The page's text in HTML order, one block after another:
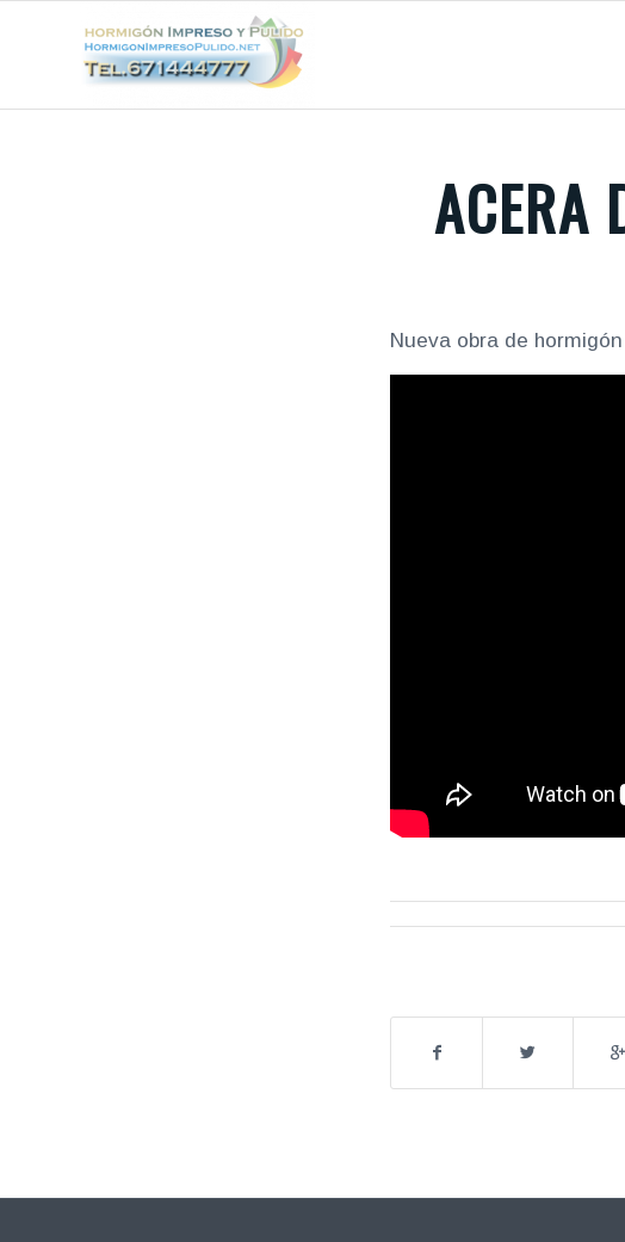
ACERA
Nueva obra de